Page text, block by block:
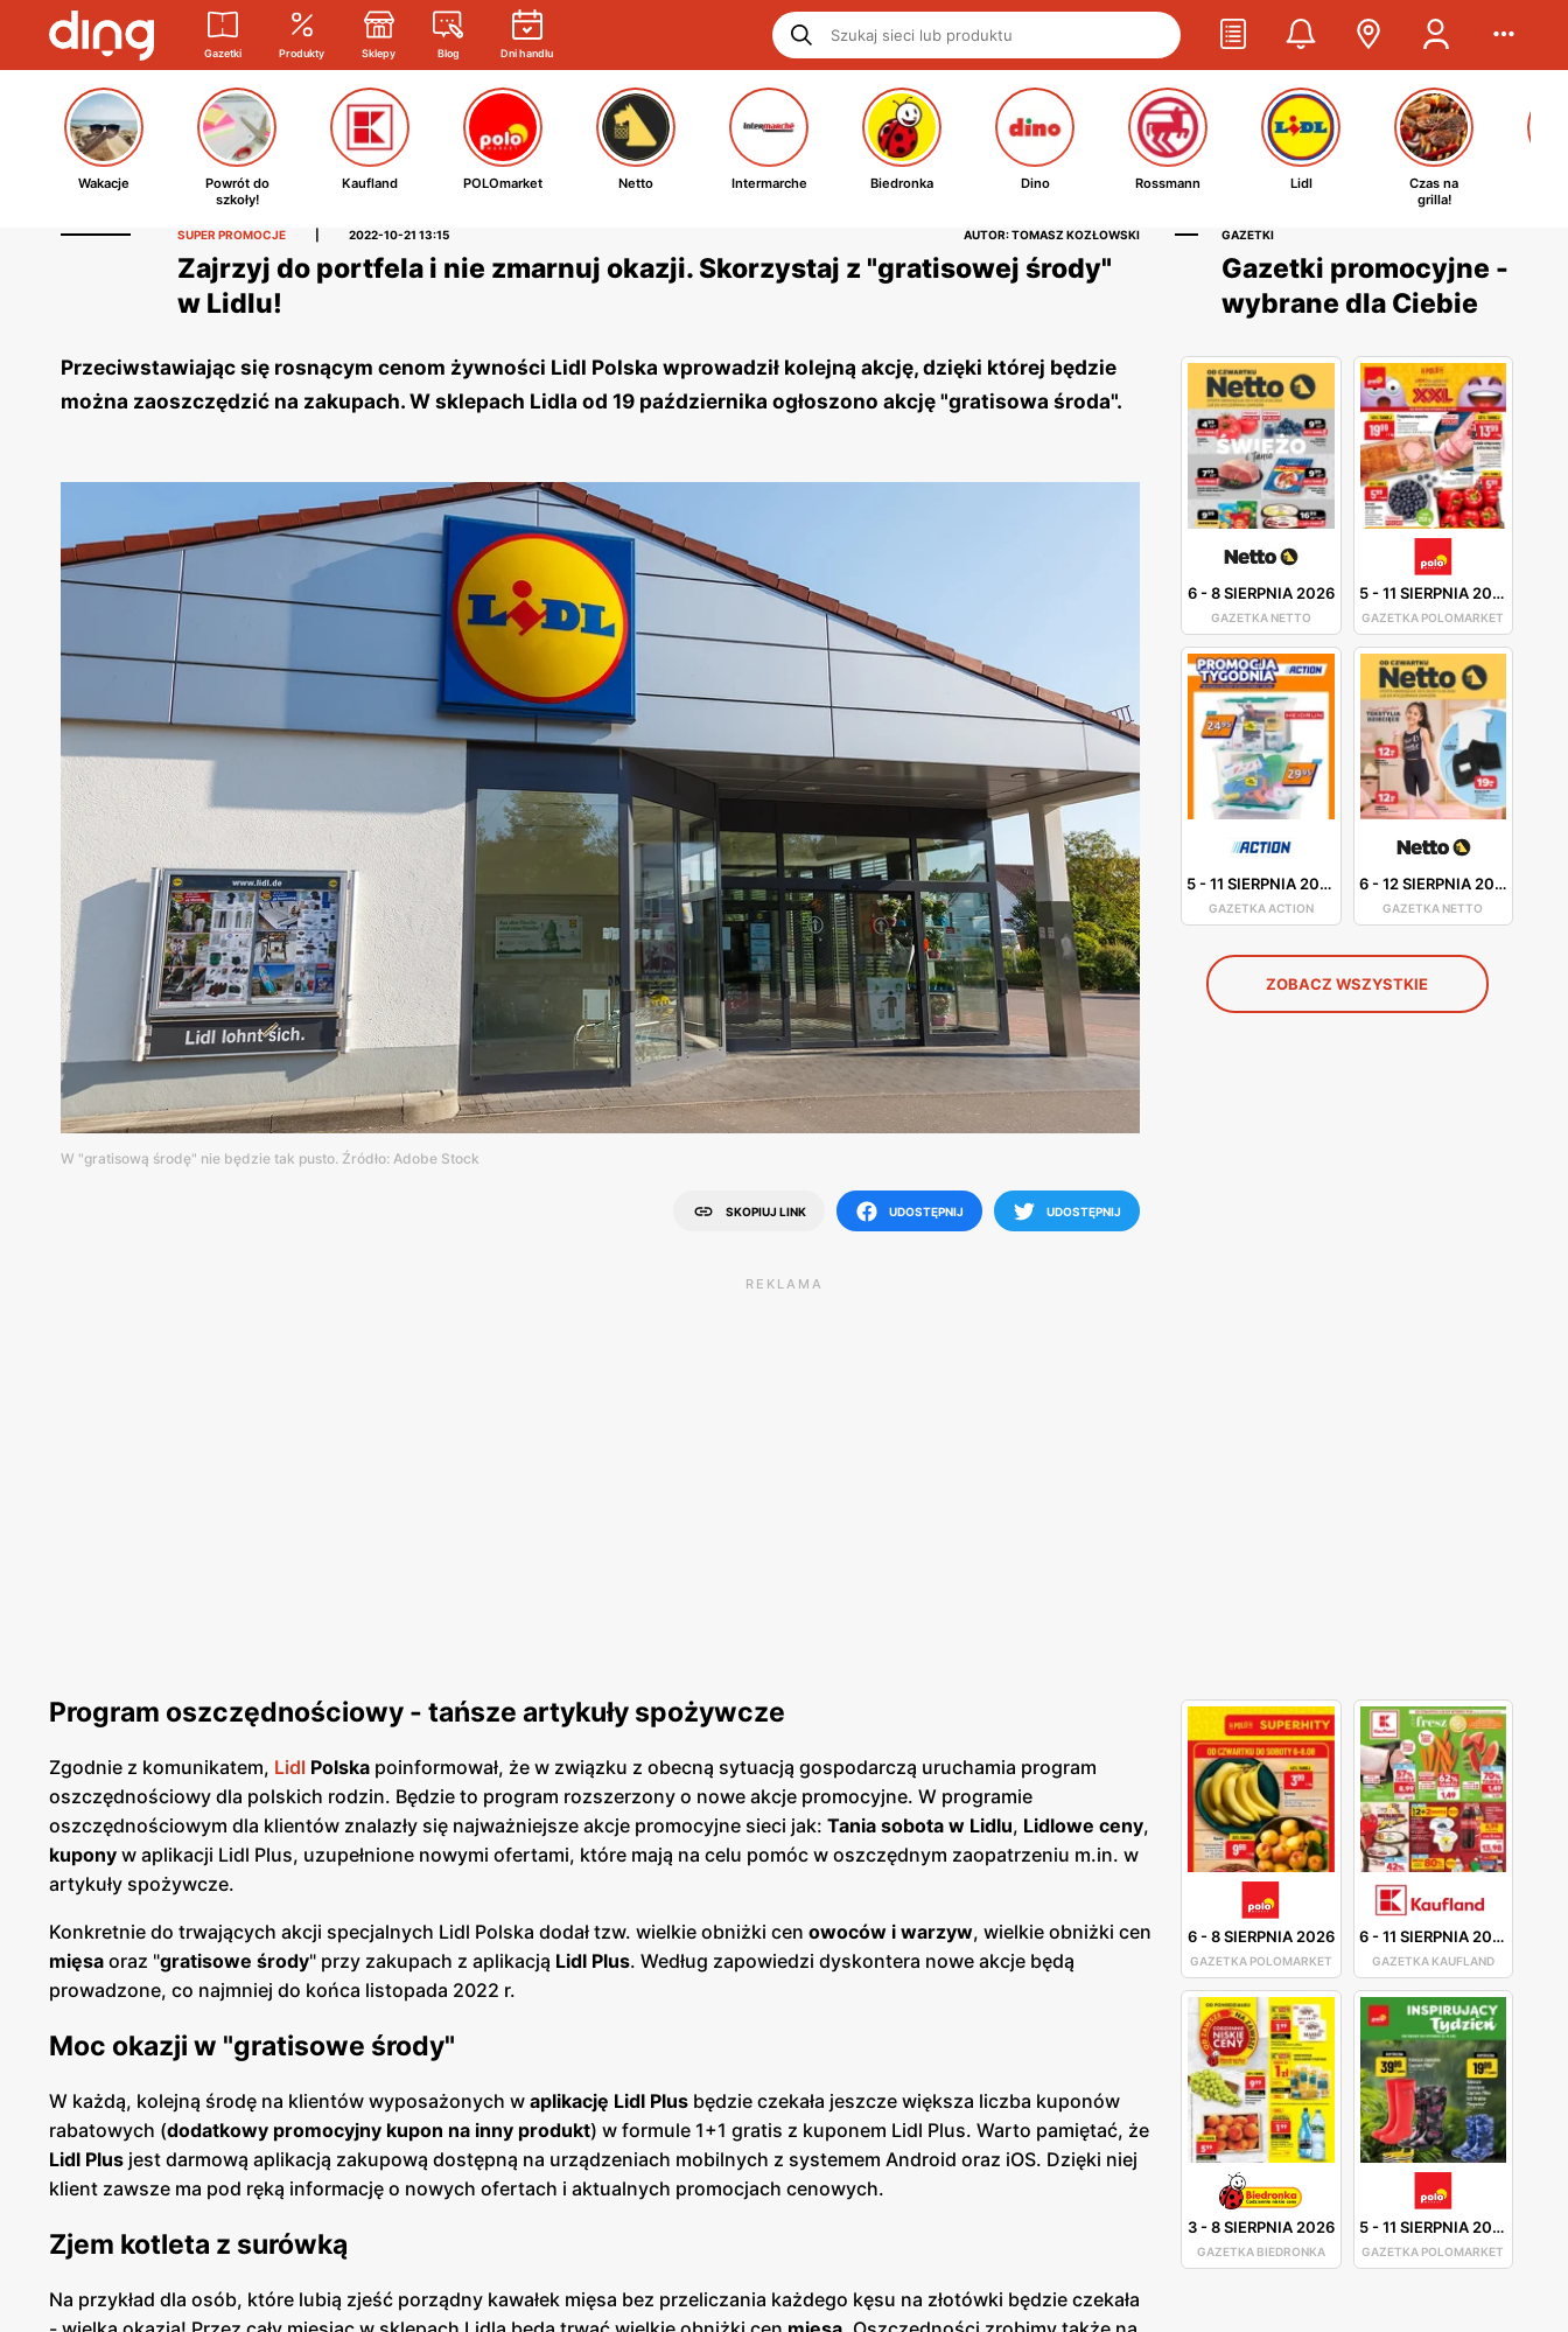
Gazetki Produkty Sklepy Blog Dni handlu
Wakacje
Powrót do
szkoły!
Kaufland POLOmarket Netto Intermarche Biedronka Dino Rossmann Lidl
Czas na
grilla!
SUPER PROMOCJE 2022-10-21 13:15 AUTOR: TOMASZ KOZŁOWSKI
Zajrzyj do portfela i nie zmarnuj okazji. Skorzystaj z "gratisowej środy"
w Lidlu!
Przeciwstawiając się rosnącym cenom żywności Lidl Polska wprowadził kolejną akcję, dzięki której będzie
można zaoszczędzić na zakupach. W sklepach Lidla od 19 października ogłoszono akcję "gratisowa środa".
W "gratisową środę" nie będzie tak pusto. Źródło: Adobe Stock
SKOPIUJ LINK UDOSTĘPNIJ UDOSTĘPNIJ
GAZETKI
Gazetki promocyjne -
wybrane dla Ciebie
6-8 SIERPNIA 2026
GAZETKA NETTO
5-11 SIERPNIA 2026
GAZETKA POLOMARKET
5-11 SIERPNIA 2026
GAZETKA ACTION
6-12 SIERPNIA 2026
GAZETKA NETTO
ZOBACZ WSZYSTKIE
6-8 SIERPNIA 2026
GAZETKA POLOMARKET
6-11 SIERPNIA 2026
GAZETKA KAUFLAND
3-8 SIERPNIA 2026
GAZETKA BIEDRONKA
5-11 SIERPNIA 2026
GAZETKA POLOMARKET
REKLAMA
Program oszczędnościowy - tańsze artykuły spożywcze
Zgodnie z komunikatem, Lidl Polska poinformował, że w związku z obecną sytuacją gospodarczą uruchamia program
oszczędnościowy dla polskich rodzin. Będzie to program rozszerzony o nowe akcje promocyjne. W programie
oszczędnościowym dla klientów znalazły się najważniejsze akcje promocyjne sieci jak: Tania sobota w Lidlu, Lidlowe ceny,
kupony w aplikacji Lidl Plus, uzupełnione nowymi ofertami, które mają na celu pomóc w oszczędnym zaopatrzeniu m.in. w
artykuły spożywcze.
Konkretnie do trwających akcji specjalnych Lidl Polska dodał tzw. wielkie obniżki cen owoców i warzyw, wielkie obniżki cen
mięsa oraz "gratisowe środy" przy zakupach z aplikacją Lidl Plus. Według zapowiedzi dyskontera nowe akcje będą
prowadzone, co najmniej do końca listopada 2022 r.
Moc okazji w "gratisowe środy"
W każdą, kolejną środę na klientów wyposażonych w aplikację Lidl Plus będzie czekała jeszcze większa liczba kuponów
rabatowych (dodatkowy promocyjny kupon na inny produkt) w formule 1+1 gratis z kuponem Lidl Plus. Warto pamiętać, że
Lidl Plus jest darmową aplikacją zakupową dostępną na urządzeniach mobilnych z systemem Android oraz iOS. Dzięki niej
klient zawsze ma pod ręką informację o nowych ofertach i aktualnych promocjach cenowych.
Zjem kotleta z surówką
Na przykład dla osób, które lubią zjeść porządny kawałek mięsa bez przeliczania każdego kęsu na złotówki będzie czekała